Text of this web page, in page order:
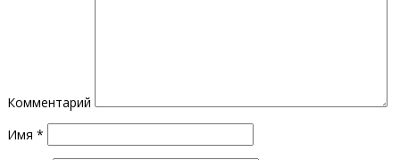
Комментарий
Имя *